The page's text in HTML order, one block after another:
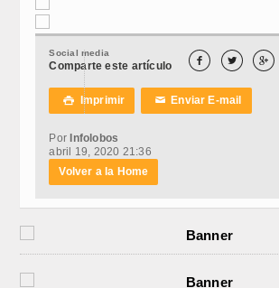
Social media
Comparte este artículo   
 Imprimir ✉Enviar E-mail
PorInfolobos
abril 19, 2020 21:36
Volver a la Home